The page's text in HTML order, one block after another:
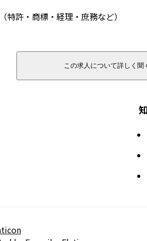
特許・商標・経理・庶務など）
この求人について詳しく聞